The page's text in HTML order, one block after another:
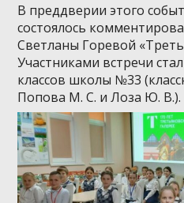
В преддверии этого
состоялось
Светланы Горевой
Участниками встречи
классов школы №33
Попова М. С. и Лоза Ю. В.).